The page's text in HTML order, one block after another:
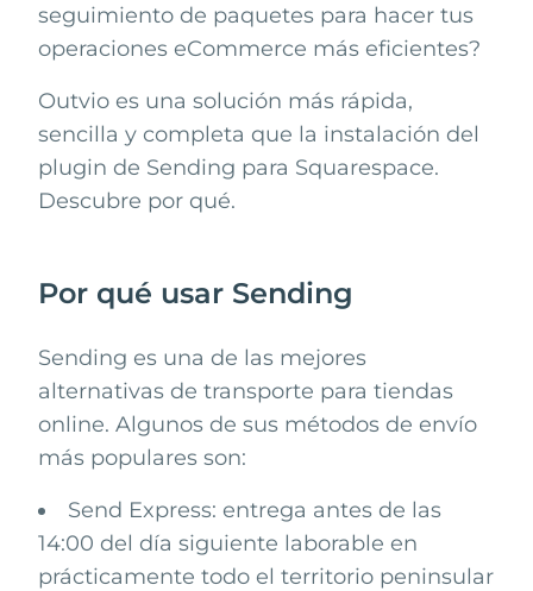
seguimiento de paquetes para hacer tus
operaciones eCommerce más eficientes?
Outvio es una solución más rápida,
sencilla y completa que la instalación del
plugin de Sending para Squarespace.
Descubre por qué.
Por qué usar Sending
Sending es una de las mejores
alternativas de transporte para tiendas
online. Algunos de sus métodos de envío
más populares son:
Send Express: entrega antes de las
14:00 del día siguiente laborable en
prácticamente todo el territorio peninsular